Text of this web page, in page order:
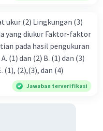
ukur (2) Lingkungan (3)
yang diukur Faktor-faktor
pada hasil pengukuran
dan (4) D. (1), (2), dan (3) E. (1), (2),(3), dan (4)
Jawaban terverifikasi